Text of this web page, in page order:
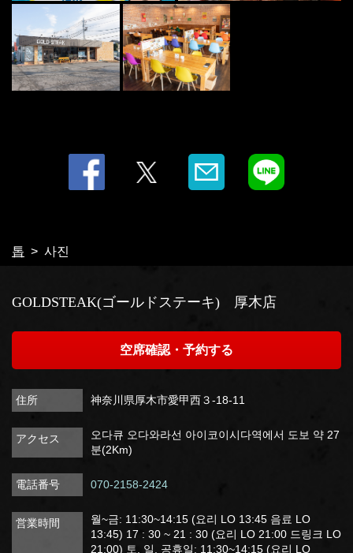
톱 사진
GOLDSTEAK(ゴールドステーキ) 厚木店
空席確認・予約する
住所 神奈川県厚木市愛甲西３-18-11
アクセス
오다큐 오다와라선 아이코이시다역에서 도보 약 27
분(2Km)
電話番号 070-2158-2424
営業時間
월~금: 11:30~14:15 (요리 LO 13:45 음료 LO
13:45) 17 : 30 ~ 21 : 30 (요리 LO 21:00 드링크 LO
21:00) 토, 일, 공휴일: 11:30~14:15 (요리 LO